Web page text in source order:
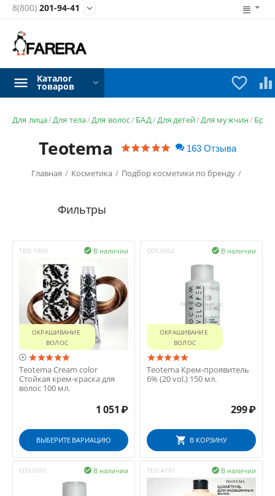
8(800) 201-94-41 
 
Каталог
товаров
Для лица/Для тела/Для волос/БАД/Для детей/Для мужчин/
Teotema 163 Отзыва
Главная / Косметика / Подбор косметики по бренду /
TEO 1000 В наличии

ОКРАШИВАНИЕ
ВОЛОС

Teotema Cream color
Стойкая крем-краска для
волос 100 мл.
1 051₽
ВЫБЕРИТЕ ВАРИАЦИЮ
COS 0002 В наличии

ОКРАШИВАНИЕ
ВОЛОС
Teotema Крем-проявитель
6% (20 vol.) 150 мл.
299₽
В КОРЗИНУ
COS 0001 В наличии
 TEO 4101 В наличии
